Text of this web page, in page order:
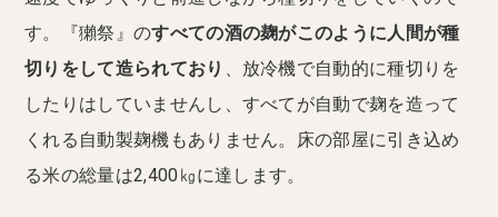
す。『獺祭』のすべての酒の麹がこのように人間が種
切りをして造られており 、放冷機で自動的に種切りを
したりはしていませんし、すべてが自動で麹を造って
くれる自動製麹機もありません。床の部屋に引き込め
る米の総量は2,400㎏に達します。